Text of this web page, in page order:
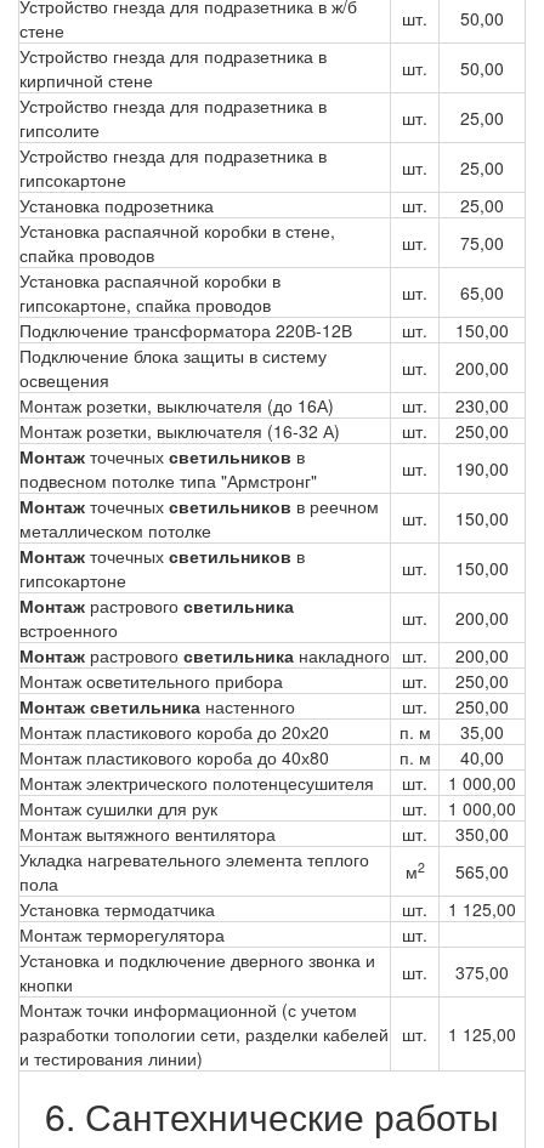
Устройство гнезда для подразетника в ж/б
стене
шт.
50,00
Устройство гнезда для подразетника в
кирпичной стене
шт.
50,00
Устройство гнезда для подразетника в
гипсолите
шт.
25,00
Устройство гнезда для подразетника в
гипсокартоне
шт.
25,00
Установка подрозетника
шт.
25,00
Установка распаячной коробки в стене,
спайка проводов
шт.
75,00
Установка распаячной коробки в
гипсокартоне, спайка проводов
шт.
65,00
Подключение трансформатора 220В-12В
шт.
150,00
Подключение блока защиты в систему
освещения
шт.
200,00
Монтаж розетки, выключателя (до 16А)
шт.
230,00
Монтаж розетки, выключателя (16-32 А)
шт.
250,00
Монтаж точечных светильников в
подвесном потолке типа "Армстронг"
шт.
190,00
Монтаж точечных светильников в реечном
металлическом потолке
шт.
150,00
Монтаж точечных светильников в
гипсокартоне
шт.
150,00
Монтаж растрового светильника
встроенного
шт.
200,00
Монтаж растрового светильника накладного шт.
200,00
Монтаж осветительного прибора
шт.
250,00
Монтаж светильника настенного шт.
250,00
Монтаж пластикового короба до 20х20
п. м
35,00
Монтаж пластикового короба до 40х80
п. м
40,00
Монтаж электрического полотенцесушителя
шт.
1 000,00
Монтаж сушилки для рук
шт.
1 000,00
Монтаж вытяжного вентилятора
шт.
350,00
Укладка нагревательного элемента теплого
пола
м2
565,00
Установка термодатчика
шт.
1 125,00
Монтаж терморегулятора
шт.
Установка и подключение дверного звонка и
кнопки
шт.
375,00
Монтаж точки информационной (с учетом
разработки топологии сети, разделки кабелей
и тестирования линии)
шт. 1 125,00
6. Сантехнические работы